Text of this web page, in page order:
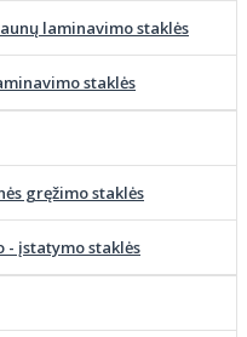
laminavimo staklės
staklės
gręžimo staklės
- įstatymo staklės